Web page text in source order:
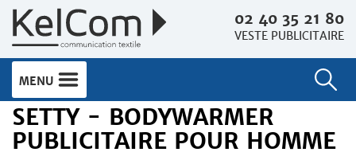
02 40 35 21 80
VESTE PUBLICITAIRE
MENU
SETTY - BODYWARMER
PUBLICITAIRE POUR HOMME